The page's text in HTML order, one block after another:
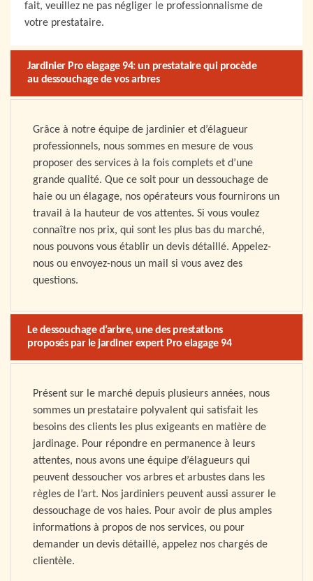
fait, veuillez ne pas négliger le professionnalisme de
votre prestataire.
Jardinier Pro elagage 94: un prestataire qui procède
au dessouchage de vos arbres
Grâce à notre équipe de jardinier et d’élagueur
professionnels, nous sommes en mesure de vous
proposer des services à la fois complets et d’une
grande qualité. Que ce soit pour un dessouchage de
haie ou un élagage, nos opérateurs vous fournirons un
travail à la hauteur de vos attentes. Si vous voulez
connaître nos prix, qui sont les plus bas du marché,
nous pouvons vous établir un devis détaillé. Appelez-
nous ou envoyez-nous un mail si vous avez des
questions.
Le dessouchage d’arbre, une des prestations
proposés par le jardiner expert Pro elagage 94
Présent sur le marché depuis plusieurs années, nous
sommes un prestataire polyvalent qui satisfait les
besoins des clients les plus exigeants en matière de
jardinage. Pour répondre en permanence à leurs
attentes, nous avons une équipe d’élagueurs qui
peuvent dessoucher vos arbres et arbustes dans les
règles de l’art. Nos jardiniers peuvent aussi assurer le
dessouchage de vos haies. Pour avoir de plus amples
informations à propos de nos services, ou pour
demander un devis détaillé, appelez nos chargés de
clientèle.